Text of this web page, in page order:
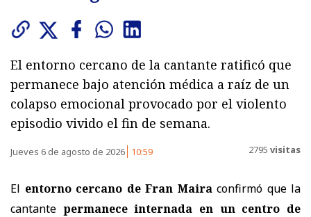
El entorno cercano de la cantante ratificó que
permanece bajo atención médica a raíz de un
colapso emocional provocado por el violento
episodio vivido el fin de semana.
Jueves 6 de agosto de 2026 10:59 2795 visitas
El entorno cercano de Fran Mairaconfirmó que la
cantante permanece internada en un centro de